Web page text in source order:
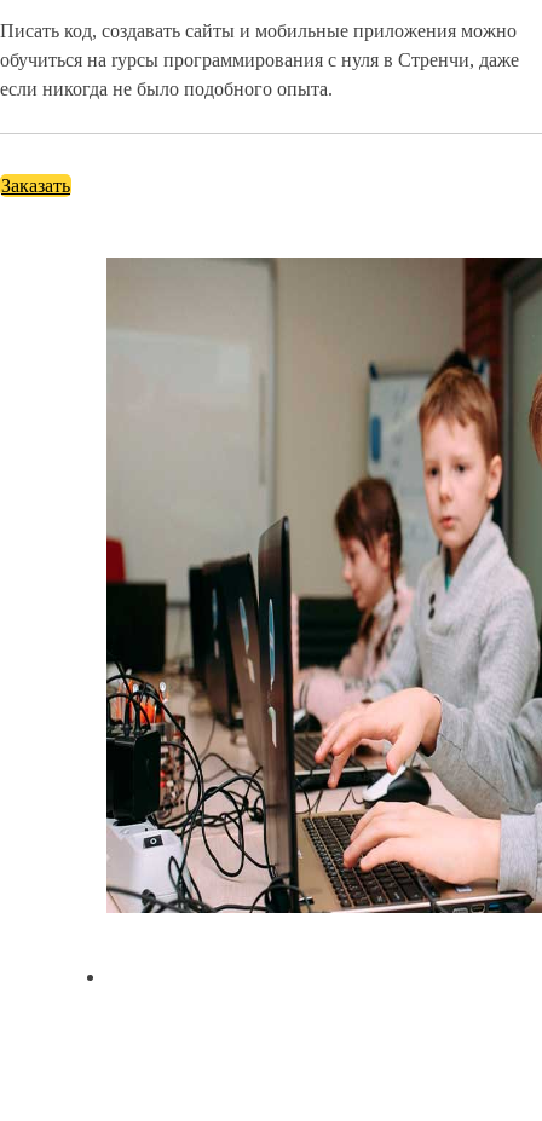
Писать код, создавать сайты и мобильные приложения можно
обучиться на rурсы программирования с нуля в Стренчи, даже
если никогда не было подобного опыта.
Заказать